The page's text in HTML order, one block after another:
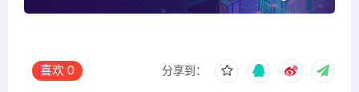
喜欢 0 分享到：